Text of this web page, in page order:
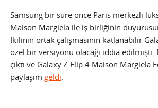
Samsung bir süre önce Paris merkezli
Maison Margiela ile iş birliğinin
İkilinin ortak çalışmasının katlanabilir
özel bir versiyonu olacağı iddia edilmişti.
çıktı ve Galaxy Z Flip 4 Maison Margiela
paylaşım geldi.